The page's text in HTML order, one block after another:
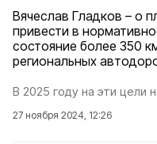
Вячеслав Гладков – о
привести в
состояние более 350
региональных
В 2025 году на эти цели
27 ноября 2024, 12:26